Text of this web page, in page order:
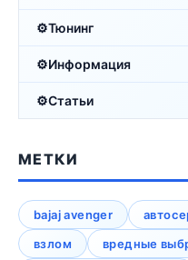
Тюнинг
Информация
Статьи
МЕТКИ
bajaj avenger
взлом
вредные